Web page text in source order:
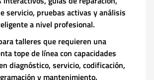
servicio, pruebas activas y análisis
a nivel profesional.
talleres que requieren una
tope de línea con capacidades
diagnóstico, servicio, codificación,
y mantenimiento.